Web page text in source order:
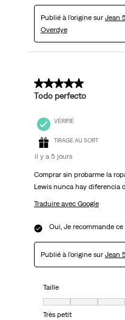
Publié à l'origine sur Jean
Overdye
5 sur 5 étoiles.
Todo perfecto
VÉRIFIÉ
TIRAGE AU SORT
il y a 5 jours
Comprar sin probarme la
Lewis nunca hay diferencia
Traduire avec Google
Oui, Je recommande
Publié à l'origine sur Jean
Taille
Taille, 5 sur 7, où 1 est
Très petit